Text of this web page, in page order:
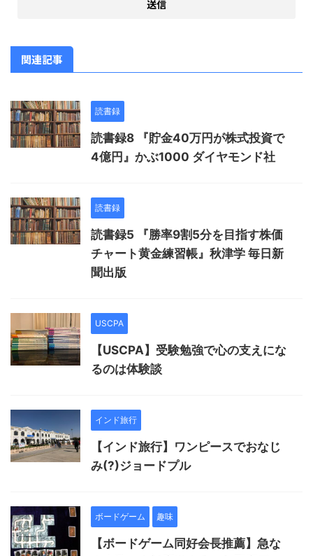
関連記事
読書録
読書録8 『貯金40万円が株式投資で
4億円』かぶ1000 ダイヤモンド社
読書録
読書録5 『勝率9割5分を目指す株価
チャート黄金練習帳』秋津学 毎日新
聞出版
USCPA
【USCPA】受験勉強で心の支えにな
るのは体験談
インド旅行
【インド旅行】ワンピースでおなじ
み(?)ジョードプル
ボードゲーム 趣味
【ボードゲーム同好会長推薦】急な